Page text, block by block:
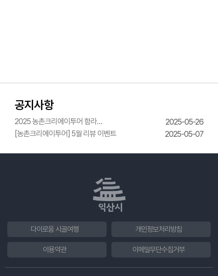
공지사항
2025 농촌크리에이투어 함라
한옥체험관 웨딩의상체험
2025-05-26
[농촌크리에이투어] 5월 리뷰 이벤트
2025-05-07
다이로움 시골여행 개인정보처리방침
이용약관 이메일무단수집거부